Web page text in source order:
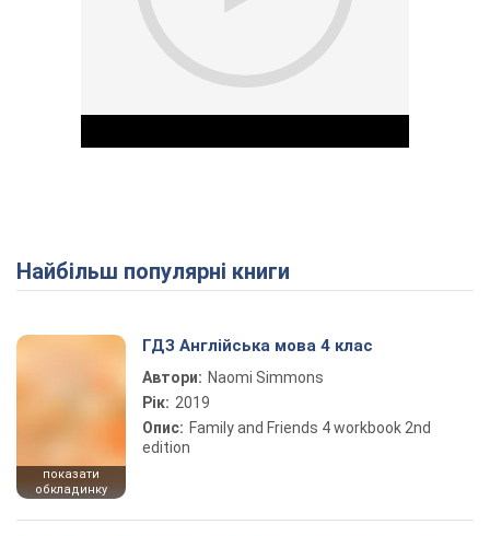
Play Video
Найбільш популярні книги
показати
обкладинку
ГДЗ Англійська мова 4 клас
Автори: Naomi Simmons
Рік: 2019
Опис: Family and Friends 4 workbook 2nd
edition